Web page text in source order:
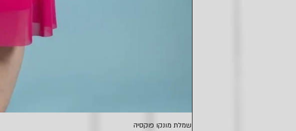
שמלת מונקו פוקסיה